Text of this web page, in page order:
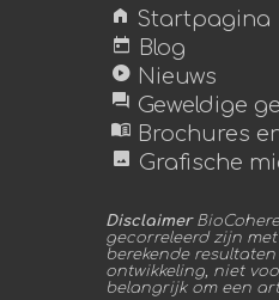
home Startpagina
today Blog
play_circle Nieuws
forum Geweldige
menu_book Brochures
image Grafische
Disclaimer
gecorreleerd zijn
berekende
ontwikkeling, niet
belangrijk om een